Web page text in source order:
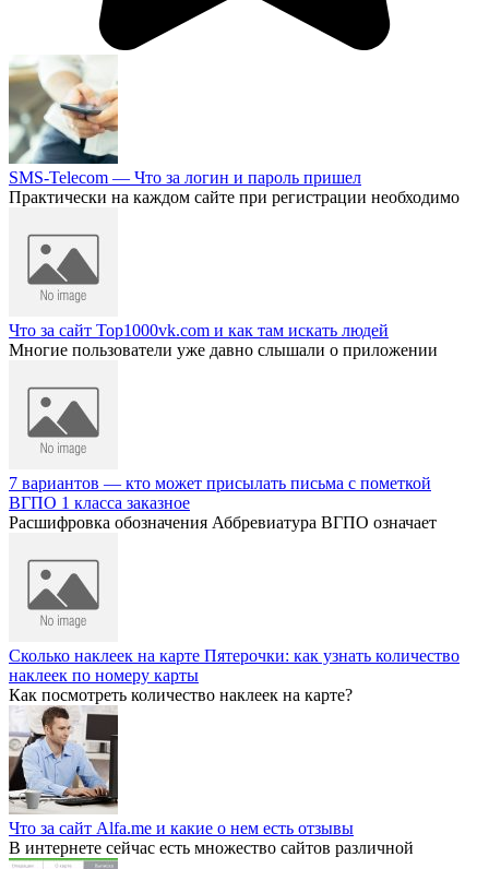
SMS-Telecom — Что за логин и пароль пришел
Практически на каждом сайте при регистрации необходимо
Что за сайт Top1000vk.com и как там искать людей
Многие пользователи уже давно слышали о приложении
7 вариантов — кто может присылать письма с пометкой
ВГПО 1 класса заказное
Расшифровка обозначения Аббревиатура ВГПО означает
Сколько наклеек на карте Пятерочки: как узнать количество
наклеек по номеру карты
Как посмотреть количество наклеек на карте?
Что за сайт Alfa.me и какие о нем есть отзывы
В интернете сейчас есть множество сайтов различной